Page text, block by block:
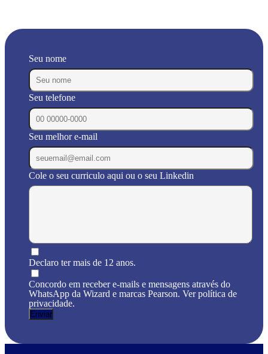
Seu nome
Seu telefone
Seu melhor e-mail
Cole o seu curriculo aqui ou o seu Linkedin
Declaro ter mais de 12 anos.
Concordo em receber e-mails e mensagens através do
WhatsApp da Wizard e marcas Pearson. Ver política de
privacidade.